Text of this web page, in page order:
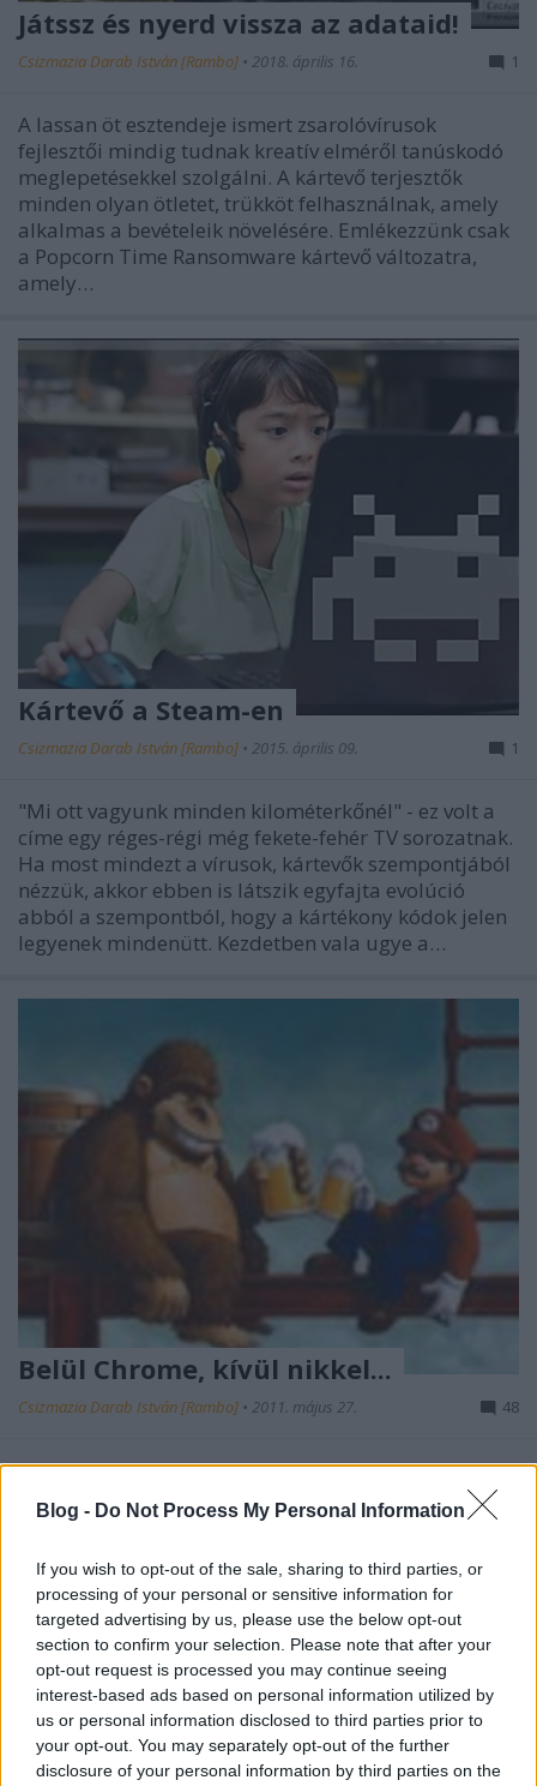
Blog - Do Not Process My Personal Information
If you wish to opt-out of the sale, sharing to third parties, or
processing of your personal or sensitive information for
targeted advertising by us, please use the below opt-out
section to confirm your selection. Please note that after your
opt-out request is processed you may continue seeing
interest-based ads based on personal information utilized by
us or personal information disclosed to third parties prior to
your opt-out. You may separately opt-out of the further
disclosure of your personal information by third parties on the
Játssz és nyerd vissza az adataid!
Csizmazia Darab István [Rambo] • 2018. április 16. 1
A lassan öt esztendeje ismert zsarolóvírusok
fejlesztői mindig tudnak kreatív elméről tanúskodó
meglepetésekkel szolgálni. A kártevő terjesztők
minden olyan ötletet, trükköt felhasználnak, amely
alkalmas a bevételeik növelésére. Emlékezzünk csak
a Popcorn Time Ransomware kártevő változatra,
amely…
Kártevő a Steam-en
Csizmazia Darab István [Rambo] • 2015. április 09. 1
"Mi ott vagyunk minden kilométerkőnél" - ez volt a
címe egy réges-régi még fekete-fehér TV sorozatnak.
Ha most mindezt a vírusok, kártevők szempontjából
nézzük, akkor ebben is látszik egyfajta evolúció
abból a szempontból, hogy a kártékony kódok jelen
legyenek mindenütt. Kezdetben vala ugye a…
Belül Chrome, kívül nikkel...
Csizmazia Darab István [Rambo] • 2011. május 27. 48
Vigyázni kell! Ezzel az elpuskázott, napi borzasztó
szóviccet megszégyenítő fűzfapoétás kétsorossal
indítjuk ezt a posztot, amely a Chrome böngészőben
"érdekességeiről" fog szólni.